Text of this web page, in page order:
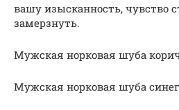
вашу изысканность, чувство
замерзнуть.
Мужская норковая шуба
Мужская норковая шуба